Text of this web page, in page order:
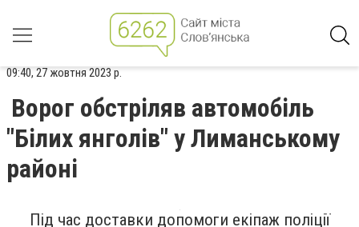
09:40, 27 жовтня 2023 р.
Ворог обстріляв автомобіль
"Білих янголів" у Лиманському
районі
Під час доставки допомоги екіпаж поліції